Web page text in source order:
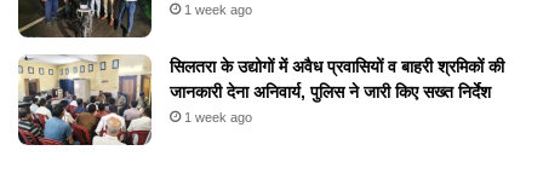
1 week ago
सिलतरा के उद्योगों में अवैध प्रवासियों व बाहरी श्रमिकों की
जानकारी देना अनिवार्य, पुलिस ने जारी किए सख्त निर्देश
1 week ago